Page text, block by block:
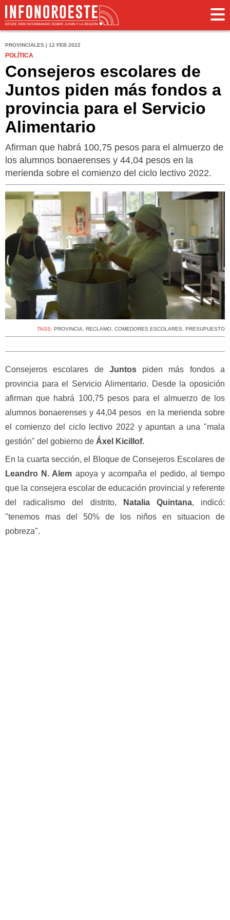
PROVINCIALES | 12 FEB 2022
POLÍTICA
Consejeros escolares de
Juntos piden más fondos a
provincia para el Servicio
Alimentario
Afirman que habrá 100,75 pesos para el almuerzo de
los alumnos bonaerenses y 44,04 pesos en la
merienda sobre el comienzo del ciclo lectivo 2022.
TAGS: PROVINCIA, RECLAMO, COMEDORES ESCOLARES, PRESUPUESTO
Consejeros escolares de Juntospiden más fondos a
provincia para el Servicio Alimentario. Desde la oposición
afirman que habrá 100,75 pesos para el almuerzo de los
alumnos bonaerenses y 44,04 pesos en la merienda sobre
el comienzo del ciclo lectivo 2022 y apuntan a una "mala
gestión" del gobierno de Áxel Kicillof.
En la cuarta sección, el Bloque de Consejeros Escolares de
Leandro N. Alem apoya y acompaña el pedido, al tiempo
que la consejera escolar de educación provincial y referente
del radicalismo del distrito,
Natalia Quintana, indicó:
"tenemos mas del 50% de los niños en situacion de
pobreza".